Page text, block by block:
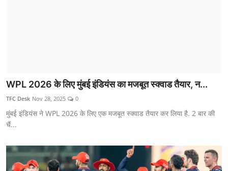
WPL 2026 के लिए मुंबई इंडियंस का मजबूत स्क्वाड तैयार, न...
TFC Desk Nov 28, 2025 0
मुंबई इंडियंस ने WPL 2026 के लिए एक मजबूत स्क्वाड तैयार कर लिया है. 2 बार की
चैं...